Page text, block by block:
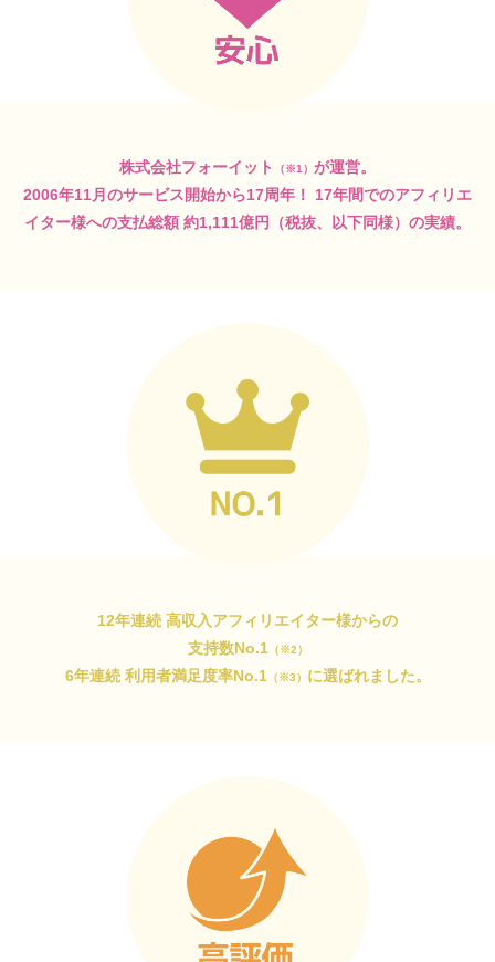
株式会社フォーイット （※1） が運営。
2006年11月のサービス開始から17周年！
17年間でのアフィリエ
イター様への支払総額 約1,111億円（税抜、以下同様）の実績。
12年連続 高収入アフィリエイター様からの
支持数No.1（※2）
6年連続 利用者満足度率No.1（※3） に選ばれました。